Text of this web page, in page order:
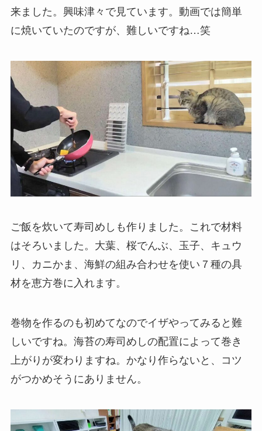
来ました。興味津々で見ています。動画では簡単
に焼いていたのですが、難しいですね…笑
ご飯を炊いて寿司めしも作りました。これで材料
はそろいました。大葉、桜でんぶ、玉子、キュウ
リ、カニかま、海鮮の組み合わせを使い７種の具
材を恵方巻に入れます。
巻物を作るのも初めてなのでイザやってみると難
しいですね。海苔の寿司めしの配置によって巻き
上がりが変わりますね。かなり作らないと、コツ
がつかめそうにありません。